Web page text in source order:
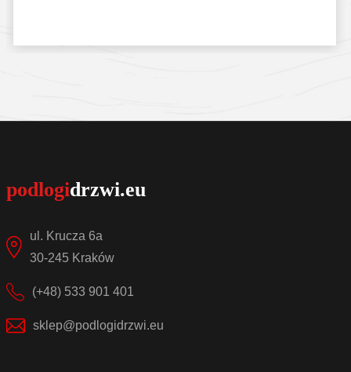
ul. Krucza 6a
30-245 Kraków
(+48) 533 901 401
sklep@podlogidrzwi.eu